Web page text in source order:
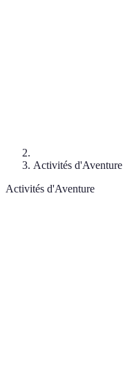
Activités d'Aventure
Activités d'Aventure